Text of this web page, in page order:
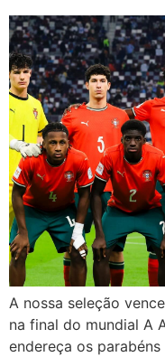
A nossa seleção
na final do mundial A
endereça os